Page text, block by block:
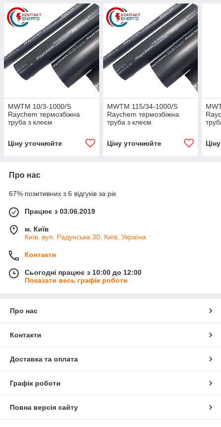
MWTM 10/3-1000/S
Raychem термозбіжна
труба з клеєм
Ціну уточнюйте
MWTM 115/34-1000/S
Raychem термозбіжна
труба з клеєм
Ціну уточнюйте
Про нас
67% позитивних з 6 відгуків за рік
Працює з 03.06.2019
м. Київ
Київ. вул. Радунська 30, Київ, Україна
Контакти
Сьогодні працює з 10:00 до 12:00
Показати весь графік роботи
Про нас
Контакти
Доставка та оплата
Графік роботи
Повна версія сайту